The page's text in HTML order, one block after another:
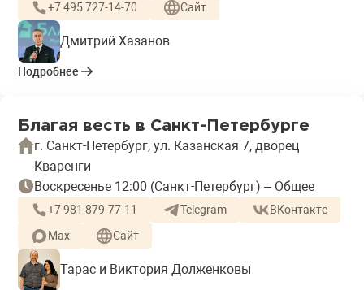
+7 495 727-14-70 Сайт
Дмитрий Хазанов
Подробнее
Благая весть в Санкт-Петербурге
г. Санкт-Петербург, ул. Казанская 7, дворец
Кваренги
Воскресенье 12:00 (Санкт-Петербург) – Общее
+7 981 879-77-11 Telegram
ВКонтакте
Max
Сайт
Тарас и Виктория Долженковы